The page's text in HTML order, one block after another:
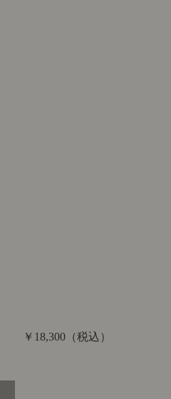
￥18,300 （税込）